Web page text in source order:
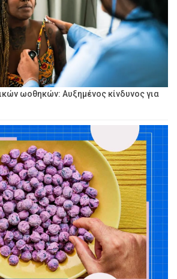
ωοθηκών: Αυξημένος κίνδυνος για